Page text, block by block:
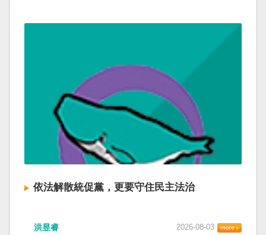
依法解散統促黨，更要守住民主法治
洪昱睿 2026-08-03